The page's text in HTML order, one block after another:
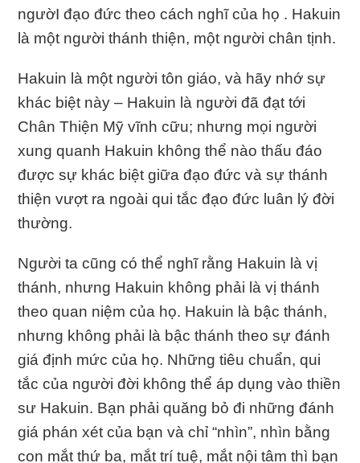
ngườI đạo đức theo cách nghĩ của họ . Hakuin
là một người thánh thiện, một người chân tịnh.
Hakuin là một người tôn giáo, và hãy nhớ sự
khác biệt này – Hakuin là người đã đạt tới
Chân Thiện Mỹ vĩnh cữu; nhưng mọi người
xung quanh Hakuin không thể nào thấu đáo
được sự khác biệt giữa đạo đức và sự thánh
thiện vượt ra ngoài qui tắc đạo đức luân lý đời
thường.
Người ta cũng có thể nghĩ rằng Hakuin là vị
thánh, nhưng Hakuin không phải là vị thánh
theo quan niệm của họ. Hakuin là bậc thánh,
nhưng không phải là bậc thánh theo sự đánh
giá định mức của họ. Những tiêu chuẩn, qui
tắc của người đời không thể áp dụng vào thiền
sư Hakuin. Bạn phải quăng bỏ đi những đánh
giá phán xét của bạn và chỉ “nhìn”, nhìn bằng
con mắt thứ ba, mắt trí tuệ, mắt nội tâm thì bạn